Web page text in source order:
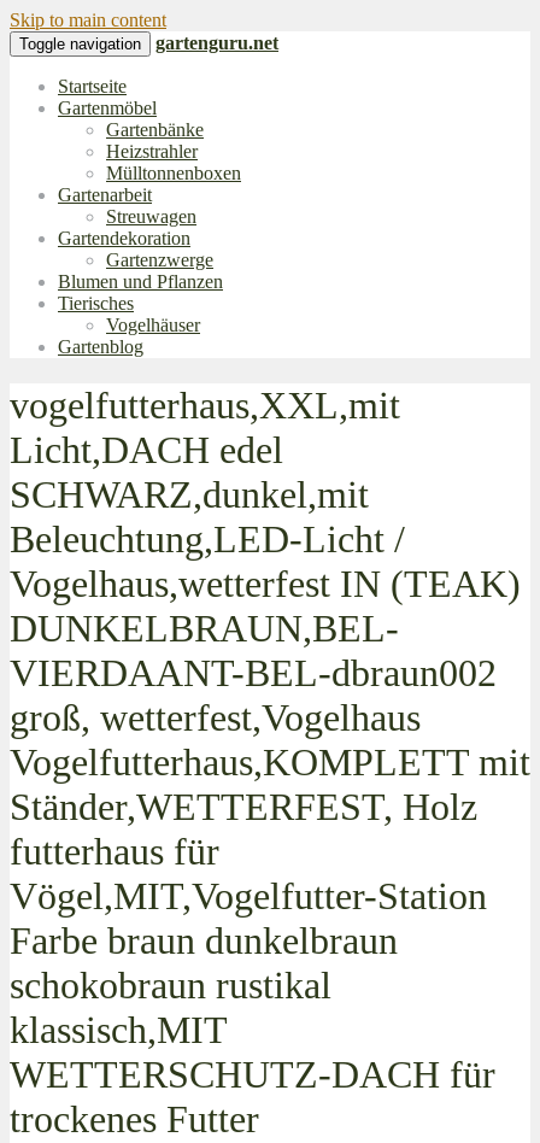
Skip to main content
Toggle navigation gartenguru.net
Startseite
Gartenmöbel
Gartenbänke
Heizstrahler
Mülltonnenboxen
Gartenarbeit
Streuwagen
Gartendekoration
Gartenzwerge
Blumen und Pflanzen
Tierisches
Vogelhäuser
Gartenblog
vogelfutterhaus,XXL,mit
Licht,DACH edel
SCHWARZ,dunkel,mit
Beleuchtung,LED-Licht /
Vogelhaus,wetterfest IN (TEAK)
DUNKELBRAUN,BEL-
VIERDAANT-BEL-dbraun002
groß, wetterfest,Vogelhaus
Vogelfutterhaus,KOMPLETT mit
Ständer,WETTERFEST, Holz
futterhaus für
Vögel,MIT,Vogelfutter-Station
Farbe braun dunkelbraun
schokobraun rustikal
klassisch,MIT
WETTERSCHUTZ-DACH für
trockenes Futter